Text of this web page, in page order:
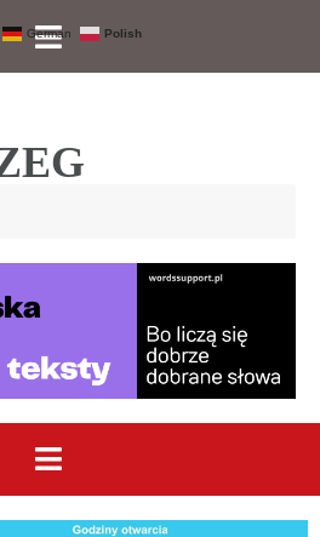
German Polish